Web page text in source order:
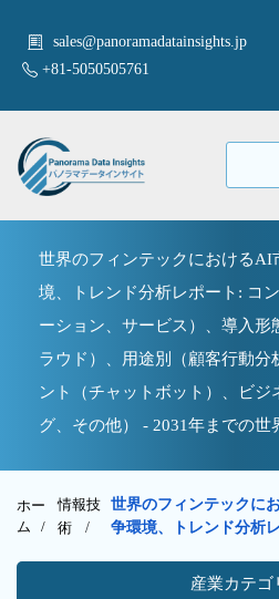
sales@panoramadatainsights.jp
+81-5050505761
世界のフィンテックにおけるAI
境、トレンド分析レポート: コ
ーション、サービス）、導入形
ラウド）、用途別（顧客行動分
ント（チャットボット）、ビジ
グ、その他） - 2031年までの世
ホー
ム /
情報技
術/
世界のフィンテックに
争環境、トレンド分析
産業カテゴ